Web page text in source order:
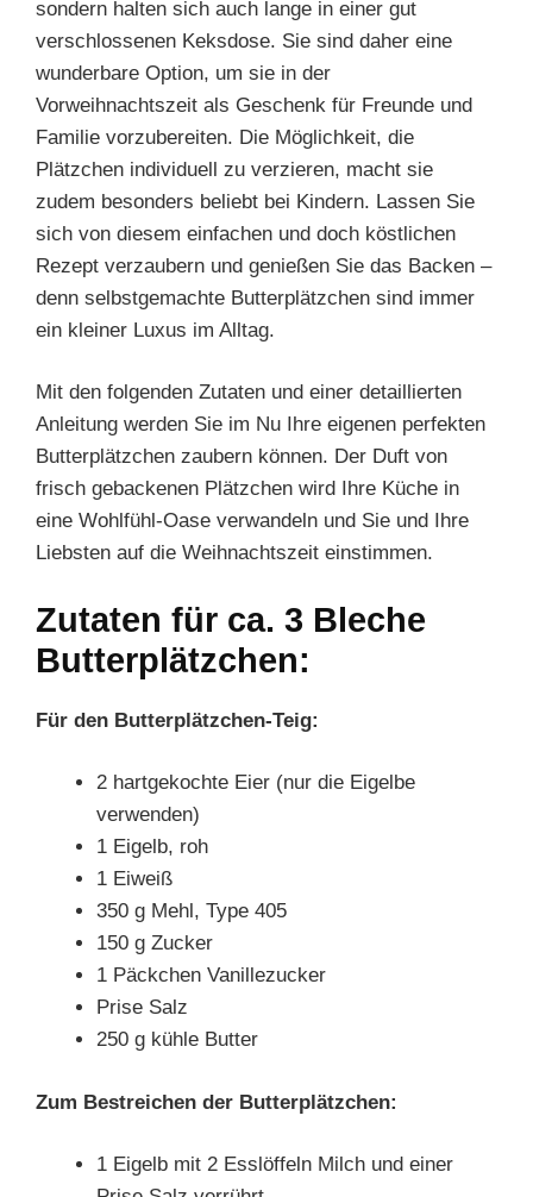
sondern halten sich auch lange in einer gut
verschlossenen Keksdose. Sie sind daher eine
wunderbare Option, um sie in der
Vorweihnachtszeit als Geschenk für Freunde und
Familie vorzubereiten. Die Möglichkeit, die
Plätzchen individuell zu verzieren, macht sie
zudem besonders beliebt bei Kindern. Lassen Sie
sich von diesem einfachen und doch köstlichen
Rezept verzaubern und genießen Sie das Backen –
denn selbstgemachte Butterplätzchen sind immer
ein kleiner Luxus im Alltag.
Mit den folgenden Zutaten und einer detaillierten
Anleitung werden Sie im Nu Ihre eigenen perfekten
Butterplätzchen zaubern können. Der Duft von
frisch gebackenen Plätzchen wird Ihre Küche in
eine Wohlfühl-Oase verwandeln und Sie und Ihre
Liebsten auf die Weihnachtszeit einstimmen.
Zutaten für ca. 3 Bleche
Butterplätzchen:
Für den Butterplätzchen-Teig:
2 hartgekochte Eier (nur die Eigelbe
verwenden)
1 Eigelb, roh
1 Eiweiß
350 g Mehl, Type 405
150 g Zucker
1 Päckchen Vanillezucker
Prise Salz
250 g kühle Butter
Zum Bestreichen der Butterplätzchen:
1 Eigelb mit 2 Esslöffeln Milch und einer